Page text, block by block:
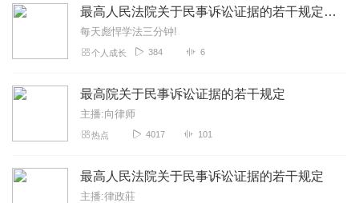
最高人民法院关于民事诉讼证据的若干规定2019修
每天彪悍学法三分钟!
个人成长 384 6
最高院关于民事诉讼证据的若干规定
主播:向律师
热点 4017 101
最高人民法院关于民事诉讼证据的若干规定
主播:律政莊